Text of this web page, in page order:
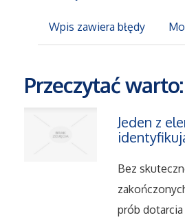
Maszyny
Przeprowadzki
Transport
Części
Wpis zawiera błędy
Przeczytać warto:
Jeden z
Bez
prób